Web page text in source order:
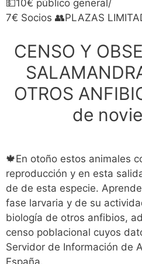
💵10€ público general/
7€ Socios 👥PLAZAS
CENSO Y
OTROS
de
🍁En otoño estos animales
reproducción y en esta
de de esta especie.
fase larvaria y de su
biología de otros anfibios,
censo poblacional cuyos
Servidor de Información de
España.